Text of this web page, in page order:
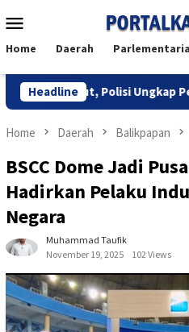
to
Menu
Home Daerah Parlementaria
Headline
Maut, Polisi Ungkap
Home Daerah Balikpapan
BSCC Dome Jadi
Hadirkan Pelaku
Negara
Muhammad Taufik
November 19, 2025
102 Views